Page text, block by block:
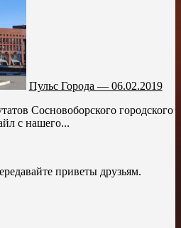
Пульс Города — 06.02.2019
Сосновоборского городского
с нашего...
приветы друзьям.